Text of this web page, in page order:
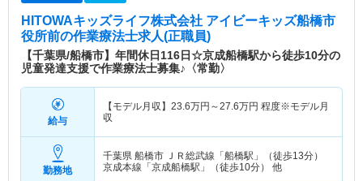
HITOWAキッズライフ株式会社 アイビーキッズ船橋市
役所前の作業療法士求人(正職員)
【千葉県/船橋市】年間休日116日☆京成船橋駅から徒歩10分の
児童発達支援で作業療法士募集♪〈常勤〉
給与
【モデル月収】 23.6万円～27.6万円 程度※モデル月
収
勤務地
千葉県 船橋市 ＪＲ総武線「船橋駅」（徒歩13分）
京成本線「京成船橋駅」（徒歩10分） 他